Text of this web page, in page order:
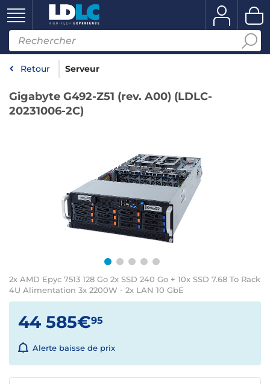
Retour Serveur
Gigabyte G492-Z51 (rev. A00) (LDLC-
20231006-2C)
2x AMD Epyc 7513 128 Go 2x SSD 240 Go + 10x SSD 7.68 To Rack
4U Alimentation 3x 2200W - 2x LAN 10 GbE
44 585€95
Alerte baisse de prix